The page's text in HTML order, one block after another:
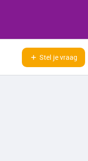
Stel je vraag